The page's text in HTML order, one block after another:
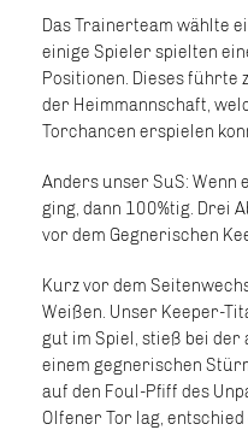
Das Trainerteam wählte
einige Spieler spielten
Positionen. Dieses führte
der Heimmannschaft,
Torchancen erspielen
Anders unser SuS: Wenn
ging, dann 100%tig. Drei
vor dem Gegnerischen
Kurz vor dem
Weißen. Unser Keeper-
gut im Spiel, stieß bei
einem gegnerischen
auf den Foul-Pfiff des
Olfener Tor lag,